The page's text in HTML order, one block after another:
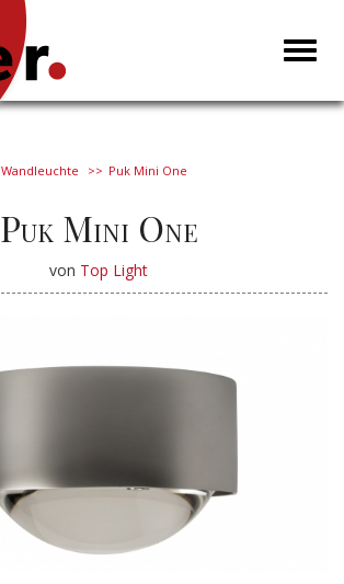
Wandleuchte Puk Mini One
Puk Mini One
von Top Light